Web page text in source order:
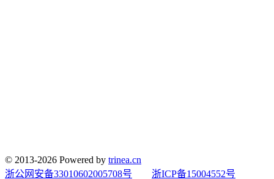
© 2013-2026 Powered by trinea.cn
浙公网安备33010602005708号
浙ICP备15004552号